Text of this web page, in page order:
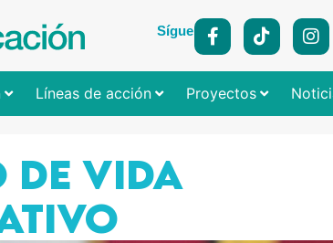
Síguenos:
Líneas de acción Proyectos
DE VIDA